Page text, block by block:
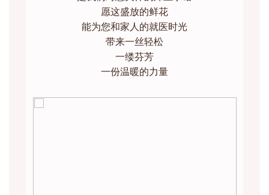
愿这盛放的鲜花
能为您和家人的就医时光
带来一丝轻松
一缕芬芳
一份温暖的力量